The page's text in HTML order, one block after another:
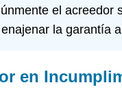
el
la garantía
en